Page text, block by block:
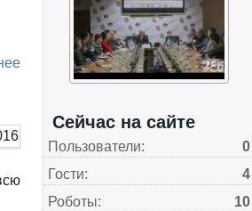
о Электро-2016. Энергосбережение
Сейчас на сайте
Пользователи:
0
Гости:
4
Роботы:
10